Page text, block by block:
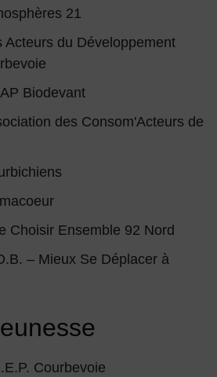
21
Acteurs du Développement
Biodevant
des Consom'Acteurs de
Choisir Ensemble 92 Nord
– Mieux Se Déplacer à
Courbevoie